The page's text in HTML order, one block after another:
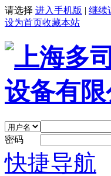
请选择 进入手机版 | 继续
设为首页收藏本站
密码
快捷导航